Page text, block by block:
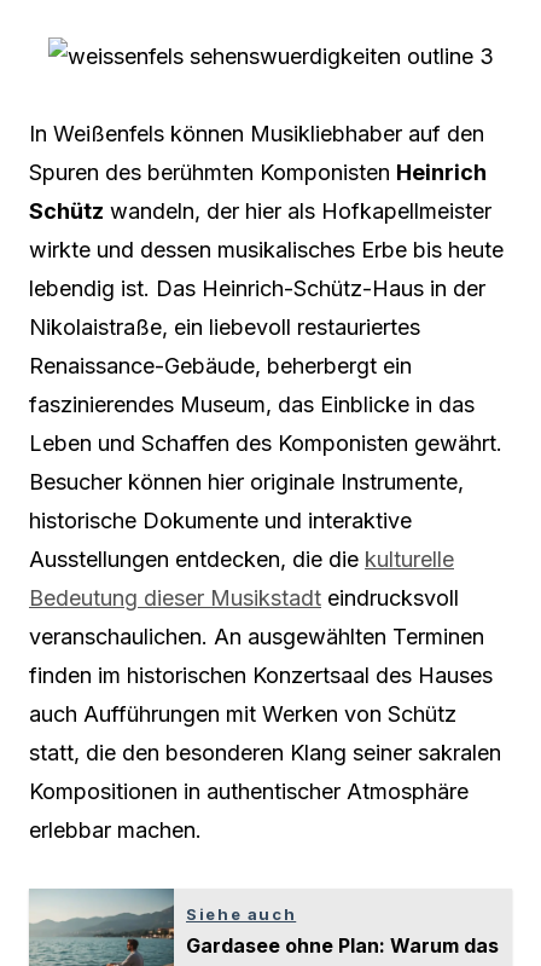
In Weißenfels können Musikliebhaber auf den
Spuren des berühmten Komponisten Heinrich
Schütz wandeln, der hier als Hofkapellmeister
wirkte und dessen musikalisches Erbe bis heute
lebendig ist. Das Heinrich-Schütz-Haus in der
Nikolaistraße, ein liebevoll restauriertes
Renaissance-Gebäude, beherbergt ein
faszinierendes Museum, das Einblicke in das
Leben und Schaffen des Komponisten gewährt.
Besucher können hier originale Instrumente,
historische Dokumente und interaktive
Ausstellungen entdecken, die die kulturelle
Bedeutung dieser Musikstadt eindrucksvoll
veranschaulichen. An ausgewählten Terminen
finden im historischen Konzertsaal des Hauses
auch Aufführungen mit Werken von Schütz
statt, die den besonderen Klang seiner sakralen
Kompositionen in authentischer Atmosphäre
erlebbar machen.
Siehe auch
Gardasee ohne Plan: Warum das